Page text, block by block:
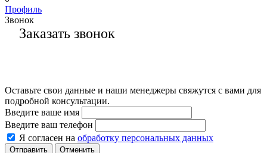
Профиль
Звонок
Заказать звонок
Оставьте свои данные и наши менеджеры свяжутся с вами для
подробной консультации.
Введите ваше имя
Введите ваш телефон
Я согласен на обработку персональных данных
Отменить